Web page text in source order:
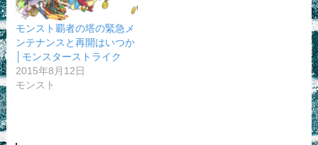
‎モンスト覇者の塔の緊急メ
ンテナンスと再開はいつか
│モンスターストライク
2015年8月12日
モンスト